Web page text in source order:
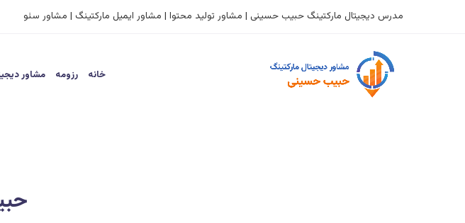
مدرس دیجیتال مارکتینگ حبیب حسینی | مشاور تولید محتوا | مشاور ایمیل مارکتینگ | مشاور سئو
خانه رزومه مشاور